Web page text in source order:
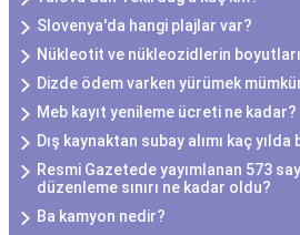
Slovenya'da hangi plajlar var?
Nükleotit ve nükleozidlerin
Dizde ödem varken yürümek
Meb kayıt yenileme ücreti ne kadar?
Dış kaynaktan subay alımı kaç yılda
Resmi Gazetede yayımlanan 573
düzenleme sınırı ne kadar oldu?
Ba kamyon nedir?